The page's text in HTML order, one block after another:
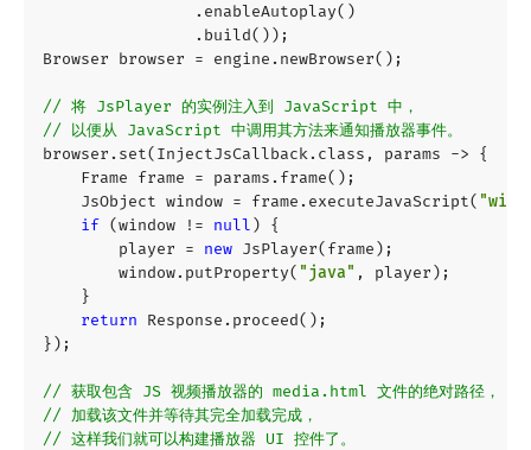
. enableAutoplay()
. build());
Browser
browser = engine . newBrowser();
// 将 JsPlayer 的实例注入到 JavaScript 中，
// 以便从 JavaScript 中调用其方法来通知播放器事件。
browser . set( InjectJsCallback. class , params ->
{
Frame
frame = params . frame();
JsObject window = frame . executeJavaScript(
if (window != null )
{
player
= new JsPlayer( frame );
window. putProperty( "java" , player );
}
return
Response . proceed();
});
// 获取包含 JS 视频播放器的 media.html 文件的绝对路径，
// 加载该文件并等待其完全加载完成，
// 这样我们就可以构建播放器 UI 控件了。